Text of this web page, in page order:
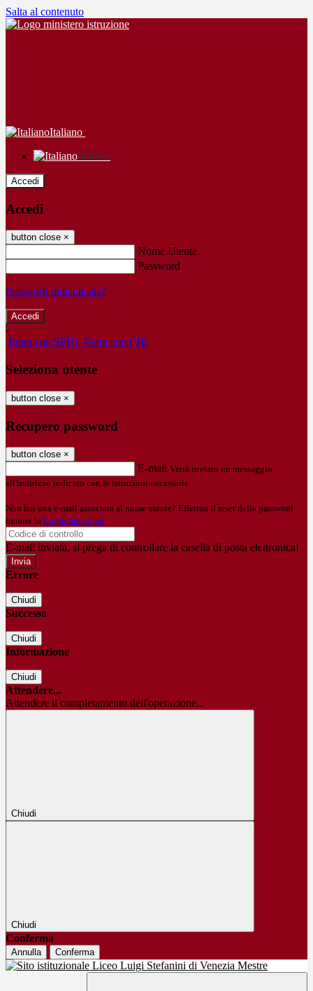
Salta al contenuto
Italiano
Italiano
Accedi
Accedi
button close ×
Nome Utente
Password
Password dimenticata?
-
Entra con SPID Entra con CIE
Seleziona utente
button close ×
Recupero password
button close ×
E-mail Verrà inviato un messaggio
all'indirizzo indicato con le istruzioni necessarie.
Non hai una e-mail associata al nome utente? Effettua il reset della password
tramite la Login Spaggiari
E-mail inviata, si prega di controllare la casella di posta elettronica!
Errore
Chiudi
Successo
Chiudi
Informazione
Chiudi
Attendere...
Attendere il completamento dell'operazione...
Chiudi
Chiudi
Conferma
Annulla Conferma